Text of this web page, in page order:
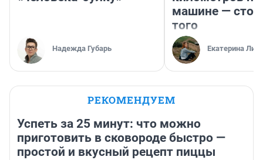
Надежда Губарь
машине —
того
Екатерина
РЕКОМЕНДУЕМ
Успеть за 25 минут: что можно
приготовить в сковороде быстро —
простой и вкусный рецепт пиццы